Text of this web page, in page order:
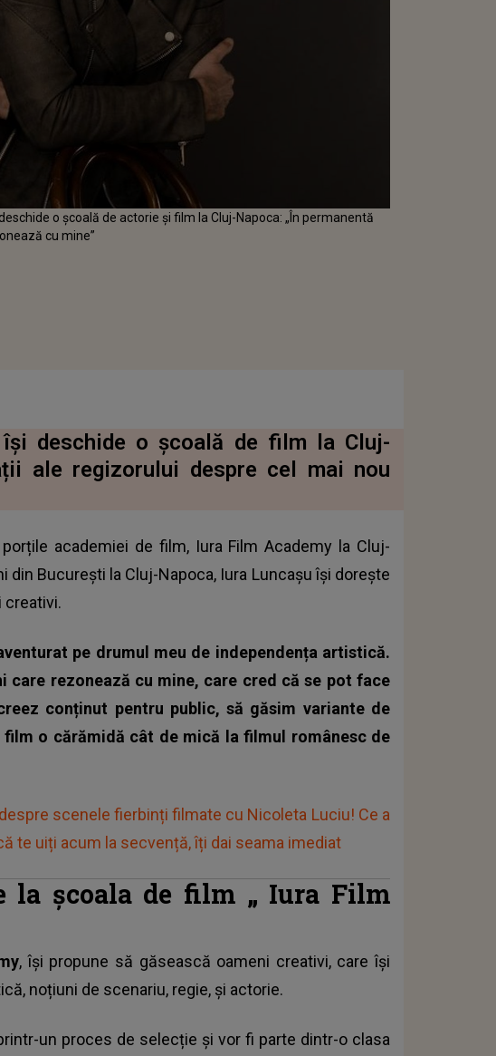
o școală de actorie și film la Cluj-Napoca: „În permanentă
cu mine”
își deschide o școală de film la Cluj-
ale regizorului despre cel mai nou
academiei de film, Iura Film Academy la Cluj-
din București la Cluj-Napoca, Iura Luncașu își dorește
creativi.
pe drumul meu de independența artistică.
care rezonează cu mine, care cred că se pot face
conținut pentru public, să găsim variante de
o cărămidă cât de mică la filmul românesc de
scenele fierbinți filmate cu Nicoleta Luciu! Ce a
te uiți acum la secvență, îți dai seama imediat
la școala de film „ Iura Film
, își propune să găsească oameni creativi, care își
noțiuni de scenariu, regie, și actorie.
un proces de selecție și vor fi parte dintr-o clasa